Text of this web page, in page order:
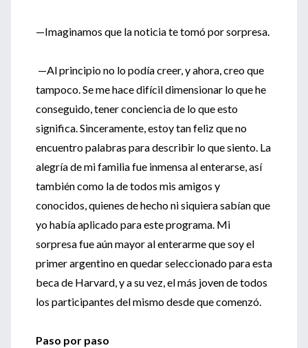
—Imaginamos que la noticia te tomó por sorpresa.
—Al principio no lo podía creer, y ahora, creo que
tampoco. Se me hace difícil dimensionar lo que he
conseguido, tener conciencia de lo que esto
significa. Sinceramente, estoy tan feliz que no
encuentro palabras para describir lo que siento. La
alegría de mi familia fue inmensa al enterarse, así
también como la de todos mis amigos y
conocidos, quienes de hecho ni siquiera sabían que
yo había aplicado para este programa. Mi
sorpresa fue aún mayor al enterarme que soy el
primer argentino en quedar seleccionado para esta
beca de Harvard, y a su vez, el más joven de todos
los participantes del mismo desde que comenzó.
Paso por paso